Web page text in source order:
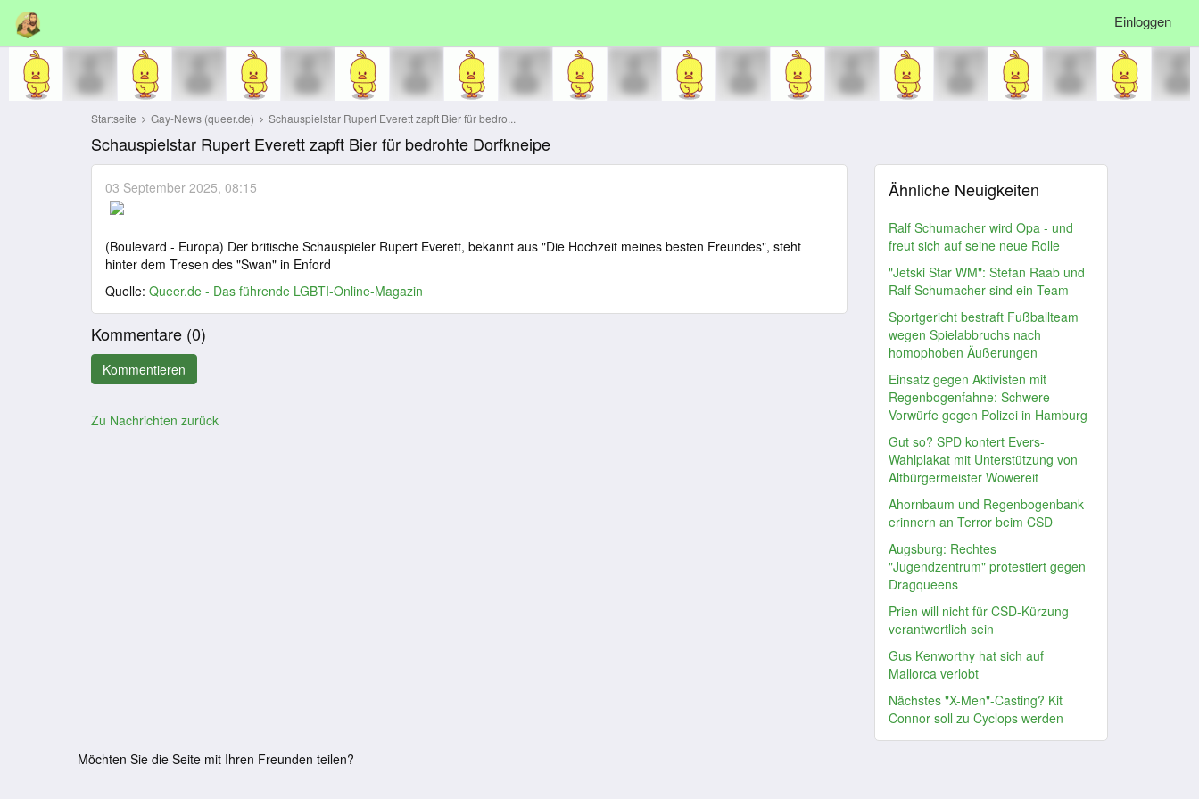
Einloggen
Startseite Gay-News (queer.de) Schauspielstar Rupert Everett zapft Bier für bedro...
Schauspielstar Rupert Everett zapft Bier für bedrohte Dorfkneipe
03 September 2025, 08:15
(Boulevard - Europa) Der britische Schauspieler Rupert Everett, bekannt aus "Die Hochzeit meines besten Freundes", steht
hinter dem Tresen des "Swan" in Enford
Quelle: Queer.de - Das führende LGBTI-Online-Magazin
Kommentare (0)
Zu Nachrichten zurück
Ähnliche Neuigkeiten
Ralf Schumacher wird Opa - und
freut sich auf seine neue Rolle
"Jetski Star WM": Stefan Raab und
Ralf Schumacher sind ein Team
Sportgericht bestraft Fußballteam
wegen Spielabbruchs nach
homophoben Äußerungen
Einsatz gegen Aktivisten mit
Regenbogenfahne: Schwere
Vorwürfe gegen Polizei in Hamburg
Gut so? SPD kontert Evers-
Wahlplakat mit Unterstützung von
Altbürgermeister Wowereit
Ahornbaum und Regenbogenbank
erinnern an Terror beim CSD
Augsburg: Rechtes
"Jugendzentrum" protestiert gegen
Dragqueens
Prien will nicht für CSD-Kürzung
verantwortlich sein
Gus Kenworthy hat sich auf
Mallorca verlobt
Nächstes "X-Men"-Casting? Kit
Connor soll zu Cyclops werden
Möchten Sie die Seite mit Ihren Freunden teilen?